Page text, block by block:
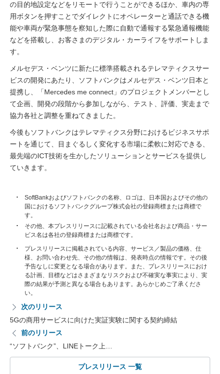
の目的地設定などをリモートで行うことができるほか、車内の専
用ボタンを押すことでダイレクトにオペレーターと通話できる機
能や車両が緊急事態を察知した際に自動で通報する緊急通報機能
などを搭載し、お客さまのデジタル・カーライフをサポートしま
す。
メルセデス・ベンツに新たに標準搭載されるテレマティクスサー
ビスの開発にあたり、ソフトバンクはメルセデス・ベンツ日本と
提携し、「Mercedes me connect」のプロジェクトメンバーとし
て企画、開発の段階から参加しながら、テスト、評価、実走まで
協力各社と調整を重ねてきました。
今後もソフトバンクはテレマティクス分野におけるビジネスサポ
ートを通じて、目まぐるしく変化する市場に柔軟に対応できる、
最先端のICT技術を生かしたソリューションとサービスを提供し
ていきます。
SoftBankおよびソフトバンクの名称、ロゴは、日本国およびその他の
国におけるソフトバンクグループ株式会社の登録商標または商標で
す。
その他、本プレスリリースに記載されている会社名および商品・サー
ビス名は各社の登録商標または商標です。
プレスリリースに掲載されている内容、サービス／製品の価格、仕
様、お問い合わせ先、その他の情報は、発表時点の情報です。その後
予告なしに変更となる場合があります。また、プレスリリースにおけ
る計画、目標などはさまざまなリスクおよび不確実な事実により、実
際の結果が予測と異なる場合もあります。あらかじめご了承くださ
い。
次のリリース
5Gの商用サービスに向けた実証実験に関する契約締結
前のリリース
“ソフトバンク”、LINEトーク上…
プレスリリース 一覧